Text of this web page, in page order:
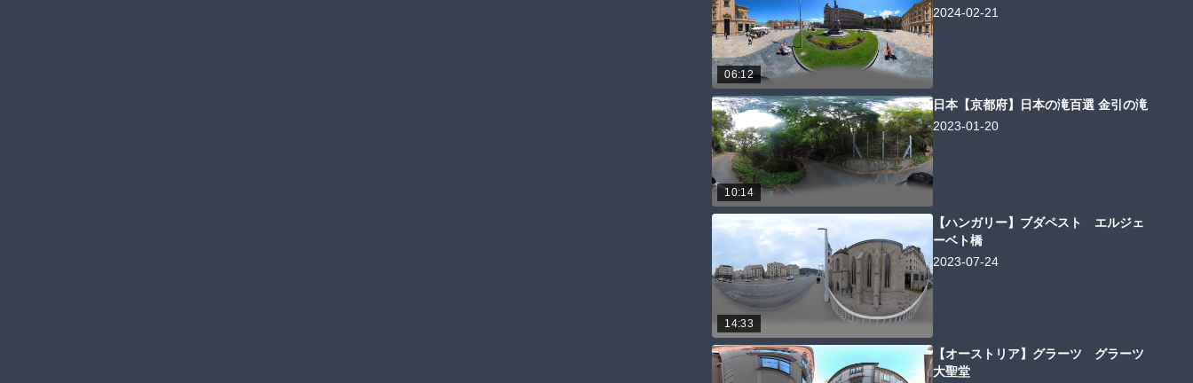
06:12
2024-02-21
10:14
日本【京都府】日本の滝百選 金引の滝
2023-01-20
14:33
【ハンガリー】ブダペスト エルジェ
ーベト橋
2023-07-24
【オーストリア】グラーツ グラーツ
大聖堂